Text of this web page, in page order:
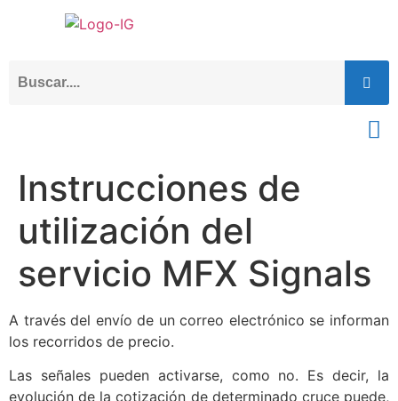
Instrucciones de
utilización del
servicio MFX Signals
A través del envío de un correo electrónico se informan
los recorridos de precio.
Las señales pueden activarse, como no. Es decir, la
evolución de la cotización de determinado cruce puede,